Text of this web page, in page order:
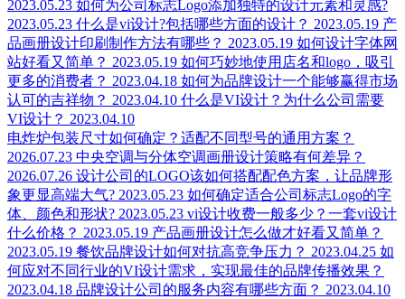
2023.05.23 如何为公司标志Logo添加独特的设计元素和灵感?
2023.05.23 什么是vi设计?包括哪些方面的设计？ 2023.05.19 产
品画册设计印刷制作方法有哪些？ 2023.05.19 如何设计字体网
站好看又简单？ 2023.05.19 如何巧妙地使用店名和logo，吸引
更多的消费者？ 2023.04.18 如何为品牌设计一个能够赢得市场
认可的吉祥物？ 2023.04.10 什么是VI设计？为什么公司需要
VI设计？ 2023.04.10
电炸炉包装尺寸如何确定？适配不同型号的通用方案？
2026.07.23 中央空调与分体空调画册设计策略有何差异？
2026.07.26 设计公司的LOGO该如何搭配配色方案，让品牌形
象更显高端大气? 2023.05.23 如何确定适合公司标志Logo的字
体、颜色和形状? 2023.05.23 vi设计收费一般多少？一套vi设计
什么价格？ 2023.05.19 产品画册设计怎么做才好看又简单？
2023.05.19 餐饮品牌设计如何对抗高竞争压力？ 2023.04.25 如
何应对不同行业的VI设计需求，实现最佳的品牌传播效果？
2023.04.18 品牌设计公司的服务内容有哪些方面？ 2023.04.10